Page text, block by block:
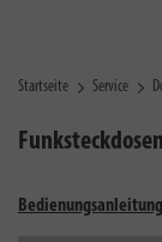
Startseite Service
Funksteckdosen
Bedienungsanleitung